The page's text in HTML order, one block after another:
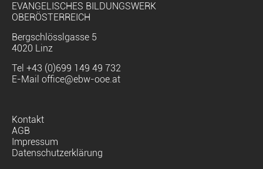
EVANGELISCHES BILDUNGSWERK
OBERÖSTERREICH
Bergschlösslgasse 5
4020 Linz
Tel +43 (0)699 149 49 732
E-Mail office@ebw-ooe.at
Navigation
überspringen
Kontakt
AGB
Impressum
Datenschutzerklärung